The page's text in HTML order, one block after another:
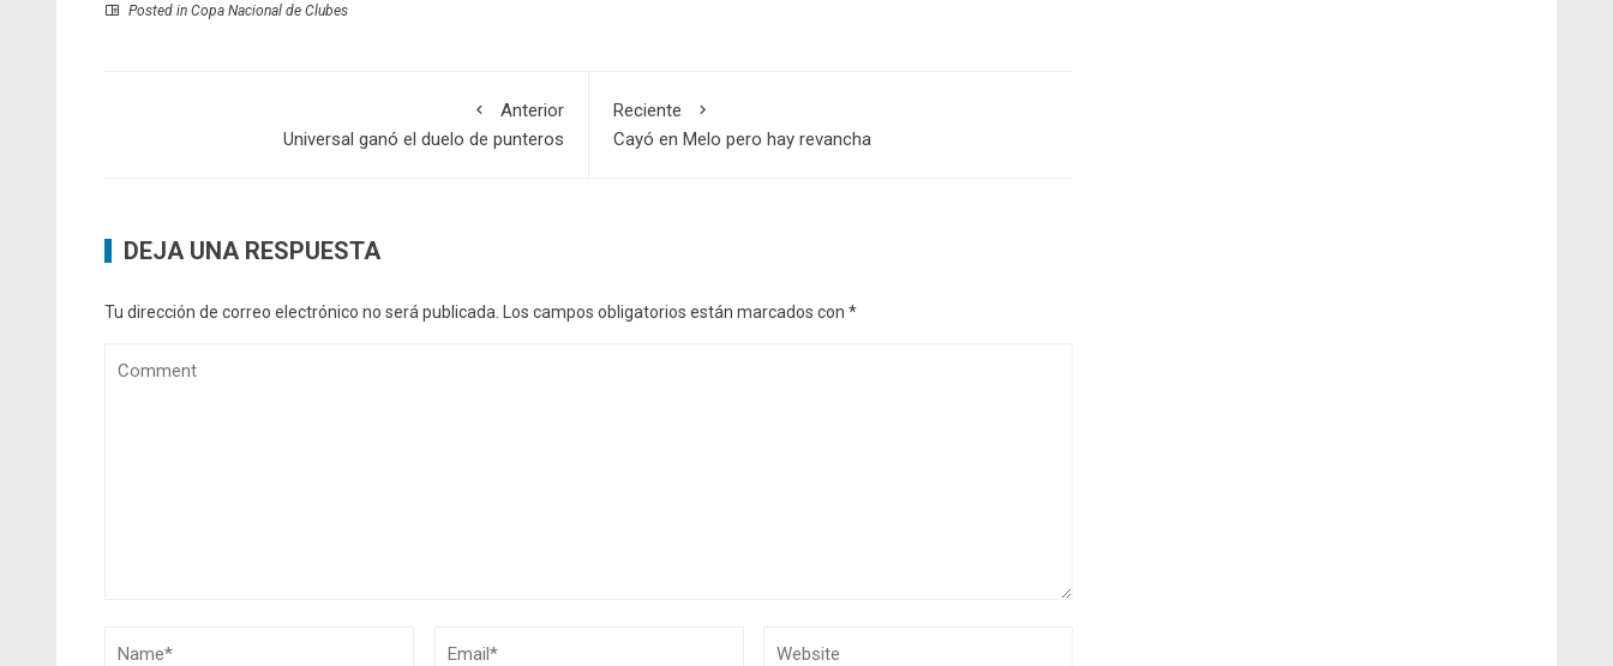
Posted in Copa Nacional de Clubes
Anterior
Universal ganó el duelo de punteros
Reciente
Cayó en Melo pero hay revancha
DEJA UNA RESPUESTA
Tu dirección de correo electrónico no será publicada. Los campos obligatorios están marcados con *